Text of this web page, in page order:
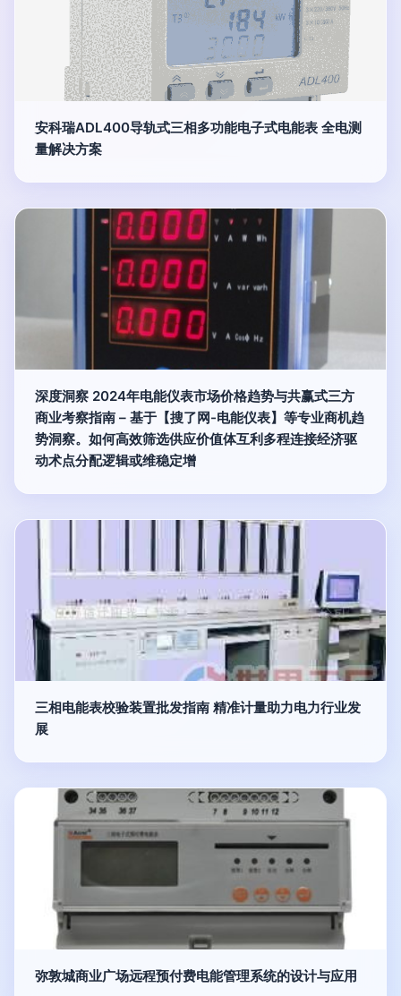
安科瑞ADL400导轨式三相多功能电子式电能表 全电测
量解决方案
深度洞察 2024年电能仪表市场价格趋势与共赢式三方
商业考察指南 – 基于【搜了网-电能仪表】等专业商机趋
势洞察。如何高效筛选供应价值体互利多程连接经济驱
动术点分配逻辑或维稳定增
三相电能表校验装置批发指南 精准计量助力电力行业发
展
弥敦城商业广场远程预付费电能管理系统的设计与应用